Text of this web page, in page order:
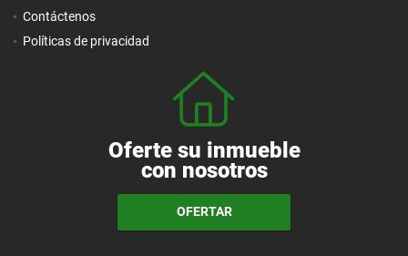
Contáctenos
Políticas de privacidad
Oferte su inmueble
con nosotros
OFERTAR